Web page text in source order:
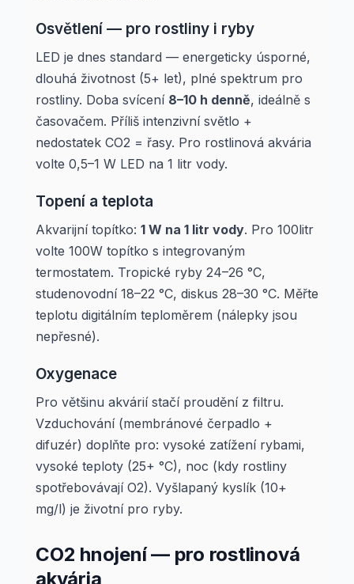
Osvětlení — pro rostliny i ryby
LED je dnes standard — energeticky úsporné,
dlouhá životnost (5+ let), plné spektrum pro
rostliny. Doba svícení 8–10 h denně, ideálně s
časovačem. Příliš intenzivní světlo +
nedostatek CO2 = řasy. Pro rostlinová akvária
volte 0,5–1 W LED na 1 litr vody.
Topení a teplota
Akvarijní topítko: 1 W na 1 litr vody. Pro 100litr
volte 100W topítko s integrovaným
termostatem. Tropické ryby 24–26 °C,
studenovodní 18–22 °C, diskus 28–30 °C. Měřte
teplotu digitálním teploměrem (nálepky jsou
nepřesné).
Oxygenace
Pro většinu akvárií stačí proudění z filtru.
Vzduchování (membránové čerpadlo +
difuzér) doplňte pro: vysoké zatížení rybami,
vysoké teploty (25+ °C), noc (kdy rostliny
spotřebovávají O2). Vyšlapaný kyslík (10+
mg/l) je životní pro ryby.
CO2 hnojení — pro rostlinová
akvária